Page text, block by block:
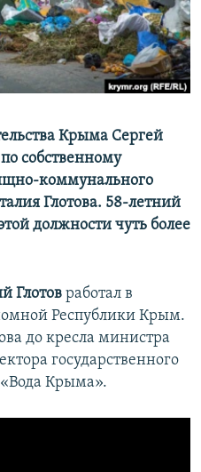
Крыма Сергей
собственному
коммунального
Глотова. 58-летний
должности чуть более
Глотов работал в
Республики Крым.
до кресла министра
государственного
Крыма».